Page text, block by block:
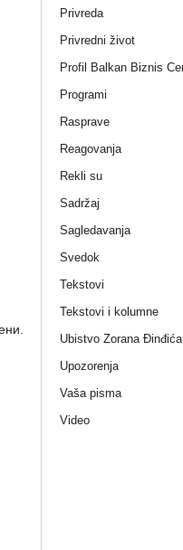
Privreda
Privredni život
Profil Balkan Biznis
Programi
Rasprave
Reagovanja
Rekli su
Sadržaj
Sagledavanja
Svedok
Tekstovi
Tekstovi i kolumne
Ubistvo Zorana Đinđića
Upozorenja
Vaša pisma
Video